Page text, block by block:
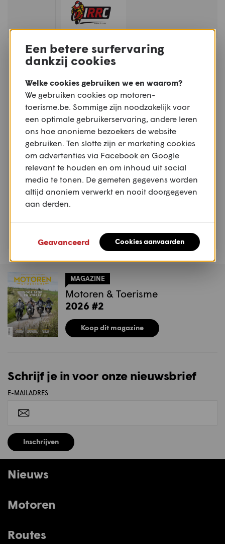
ZA - ZO
08.08 -
MOTORSPORT
Internationale Motorcross van de
Keiheuvel - Balen
09.08
TREFFEN
Mirakeltreffen - Waregem
WAREGEM, WEST-VLAANDEREN
MAGAZINE
Motoren & Toerisme
2026 #2
Koop dit magazine
Schrijf je in voor onze nieuwsbrief
E-MAILADRES
Inschrijven
Nieuws
Motoren
Routes
Een betere surfervaring
dankzij cookies
Welke cookies gebruiken we en waarom?
We gebruiken cookies op motoren-
toerisme.be. Sommige zijn noodzakelijk voor
een optimale gebruikerservaring, andere leren
ons hoe anonieme bezoekers de website
gebruiken. Ten slotte zijn er marketing cookies
om advertenties via Facebook en Google
relevant te houden en om inhoud uit social
media te tonen. De gemeten gegevens worden
altijd anoniem verwerkt en nooit doorgegeven
aan derden.
Geavanceerd Cookies aanvaarden